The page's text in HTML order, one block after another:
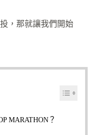
，那就讓我們開始
MARATHON？